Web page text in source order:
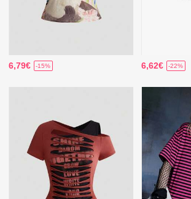
6,79€ -15% 6,62€ -22%